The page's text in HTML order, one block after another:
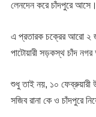
লেনদেন করে চাঁদপুরে আসে।
এ প্রতারক চক্রের আরো ২
পাটোয়ারী সড়কস্থ চাঁদ
শুধু তাই নয়, ১০ ফেব্রুয়ারী
সজিব রানা কে ও চাঁদপুরে